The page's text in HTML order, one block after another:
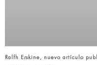
Ralfh Erskine, nuevo artículo